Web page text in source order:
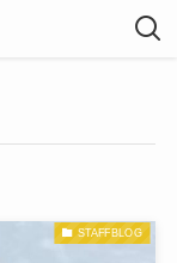
STAFFBLOG